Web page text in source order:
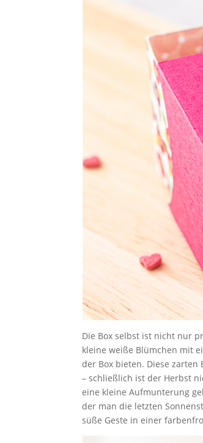
Die Box selbst ist nicht nur
kleine weiße Blümchen mit
der Box bieten. Diese
– schließlich ist der Herbst
eine kleine Aufmunterung
der man die letzten
süße Geste in einer